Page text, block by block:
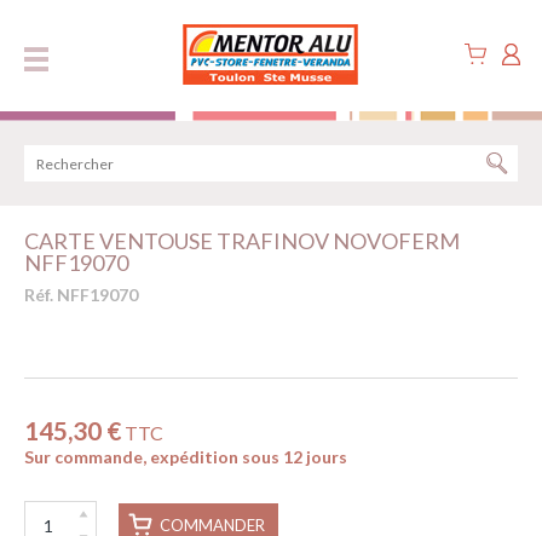
CARTE VENTOUSE TRAFINOV NOVOFERM
NFF19070
Réf. NFF19070
145,30 € TTC
Sur commande, expédition sous 12 jours
COMMANDER